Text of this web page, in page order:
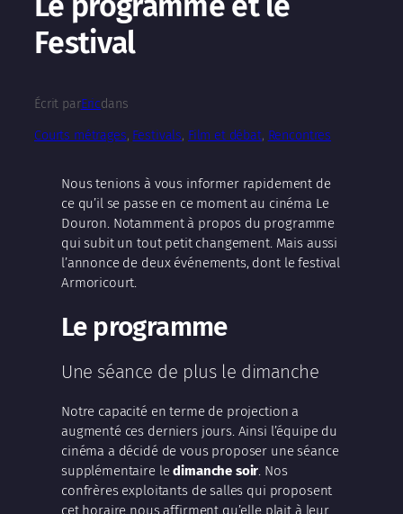
Festival
Écrit parEricdans
Courts métrages, Festivals, Film et débat, Rencontres
Nous tenions à vous informer rapidement de
ce qu’il se passe en ce moment au cinéma Le
Douron. Notamment à propos du programme
qui subit un tout petit changement. Mais aussi
l’annonce de deux événements, dont le festival
Armoricourt.
Le programme
Une séance de plus le dimanche
Notre capacité en terme de projection a
augmenté ces derniers jours. Ainsi l’équipe du
cinéma a décidé de vous proposer une séance
supplémentaire ledimanche soir. Nos
confrères exploitants de salles qui proposent
cet horaire nous affirment qu’elle plait à leur